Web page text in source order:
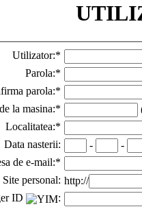
Utilizator:*
Parola:*
parola:*
la masina:*
Localitatea:*
Data nasterii:
-
-
de e-mail:*
Site personal: http://
ID
: